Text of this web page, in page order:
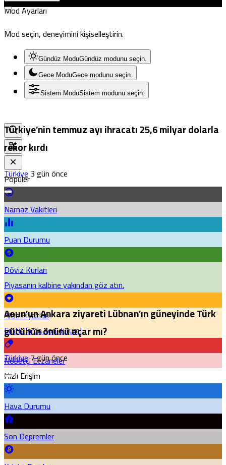
Mod Ayarları
Mod seçin, deneyimini kişiselleştirin.
Gündüz ModuGündüz modunu seçin.
Gece ModuGece modunu seçin.
Sistem ModuSistem modunu seçin.
Popüler
Namaz Vakitleri
Puan Durumu
Döviz Kurları
Piyasanın kalbine yakından göz atın.
Altın Fiyatları
Emtia'larda son durum!
Nöbetçi Eczaneler
Hızlı Erişim
Hava Durumu
Son Depremler
Türkiye’nin temmuz ayı ihracatı 25,6 milyar dolarla
rekor kırdı
Türkiye3 gün önce
Aoun’un Ankara ziyareti Lübnan’ın güneyinde Türk
gücünün önünü açar mı?
Türkiye7 gün önce